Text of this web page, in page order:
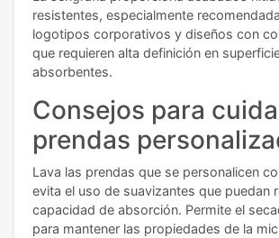
resistentes, especialmente
logotipos corporativos y diseños con
que requieren alta definición en
absorbentes.
Consejos para
prendas
Lava las prendas que se personalicen
evita el uso de suavizantes que puedan
capacidad de absorción. Permite el
para mantener las propiedades de la